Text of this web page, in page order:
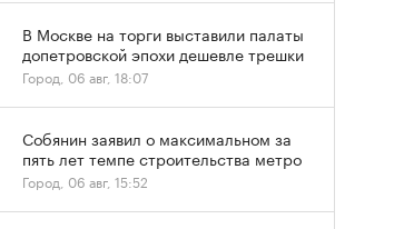
В Москве на торги выставили палаты
допетровской эпохи дешевле трешки
Город, 06 авг, 18:07
Собянин заявил о максимальном за
пять лет темпе строительства метро
Город, 06 авг, 15:52